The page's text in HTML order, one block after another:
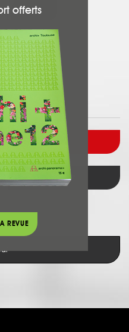
Retour
offerts
REVUE